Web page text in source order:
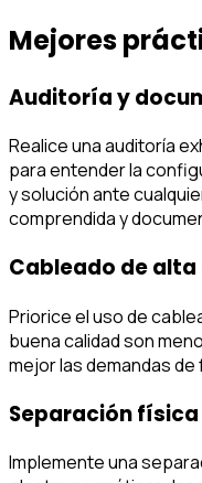
Mejores
Auditoría y
Realice una auditoría
para entender la
y solución ante
comprendida y
Cableado de
Priorice el uso de
buena calidad son
mejor las demandas
Separación física
Implemente una